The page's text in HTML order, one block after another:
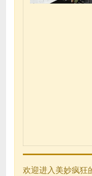
欢迎进入美妙疯狂